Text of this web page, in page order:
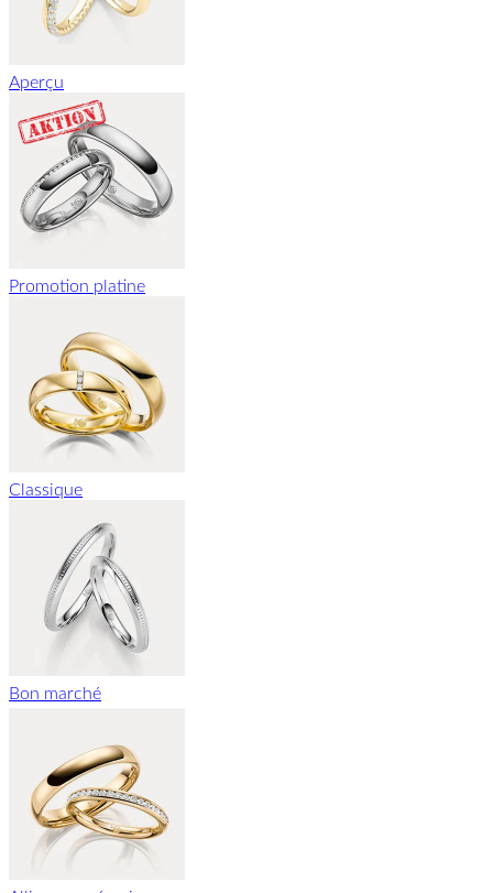
Aperçu
Promotion platine
Classique
Bon marché